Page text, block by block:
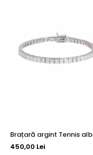
Brațară argint Tennis alb
450,00 Lei